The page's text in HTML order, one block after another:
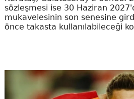
sözleşmesi ise 30 Haziran
mukavelesinin son senesine
önce takasta kullanılabileceği